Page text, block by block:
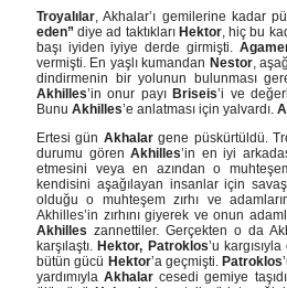
Troyalılar, Akhalar’ı gemilerine kadar
eden” diye ad taktıkları Hektor, hiç bu
başı iyiden iyiye derde girmişti.
vermişti. En yaşlı kumandan Nestor,
dindirmenin bir yolunun bulunması
Akhilles’in onur payı Briseis’i ve
Bunu Akhilles’e anlatması için yalvardı.
Ertesi gün Akhalargene püskürtüldü.
durumu görenAkhilles’in en iyi
etmesini veya en azından o
kendisini aşağılayan insanlar için
olduğu o muhteşem zırhı ve
Akhilles’in zırhını giyerek ve onun
Akhilles zannettiler. Gerçekten o da
karşılaştı. Hektor, Patroklos’u
bütün gücü Hektor’a geçmişti. Patroklos
yardımıylaAkhalar cesedi gemiye